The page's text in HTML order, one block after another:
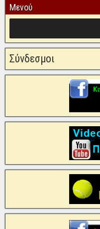
Μενού
Σύνδεσμοι